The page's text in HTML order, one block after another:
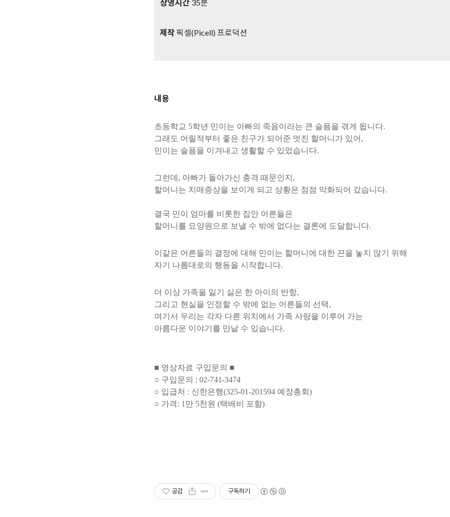
상영시간 35분
제작 픽셀(Picell) 프로덕션
내용
초등학교 5학년 민이는 아빠의 죽음이라는 큰 슬픔을 겪게 됩니다.
그래도 어릴적부터 좋은 친구가 되어준 멋진 할머니가 있어,
민이는 슬픔을 이겨내고 생활할 수 있었습니다.
그런데, 아빠가 돌아가신 충격 때문인지,
할머니는 치매증상을 보이게 되고 상황은 점점 악화되어 갔습니다.
결국 민이 엄마를 비롯한 집안 어른들은
할머니를 요양원으로 보낼 수 밖에 없다는 결론에 도달합니다.
이같은 어른들의 결정에 대해 민이는 할머니에 대한 끈을 놓지 않기 위해
자기 나름대로의 행동을 시작합니다.
더 이상 가족을 잃기 싫은 한 아이의 반항,
그리고 현실을 인정할 수 밖에 없는 어른들의 선택,
여기서 우리는 각자 다른 위치에서 가족 사랑을 이루어 가는
아름다운 이야기를 만날 수 있습니다.
■ 영상자료 구입문의 ■
○ 구입문의 : 02-741-3474
○ 입급처 : 신한은행(325-01-201594 예장총회)
○ 가격: 1만 5천원 (택배비 포함)
공감 구독하기